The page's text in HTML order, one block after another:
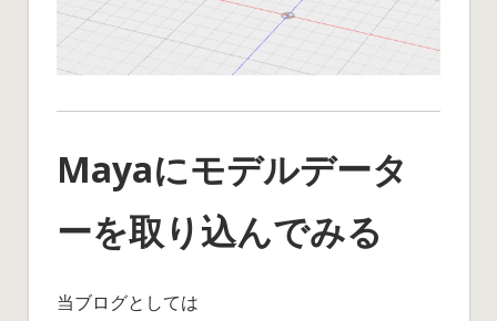
Mayaにモデルデータ
ーを取り込んでみる
当ブログとしては